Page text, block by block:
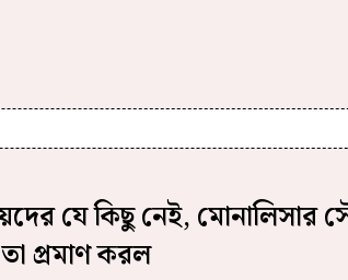
যে কিছু নেই, মোনালিসার
প্রমাণ করল